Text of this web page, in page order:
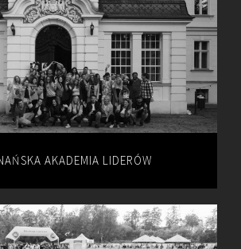
AKADEMIA LIDERÓW